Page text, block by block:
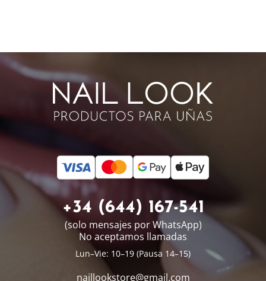
+34 (644) 167-541
(solo mensajes por WhatsApp)
No aceptamos llamadas
Lun–Vie: 10–19 (Pausa 14–15)
naillookstore@gmail.com